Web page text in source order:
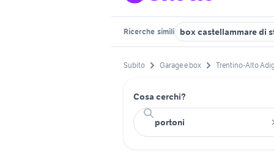
Ricerche simili box castellammare di
Subito Garage e box Trentino-Alto
Cosa cerchi?